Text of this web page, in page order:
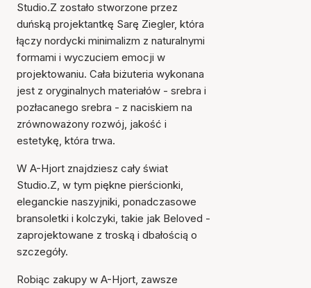
Przedmiot został dodany
do koszyka
Studio.Z zostało stworzone przez
duńską projektantkę Sarę Ziegler, która
łączy nordycki minimalizm z naturalnymi
formami i wyczuciem emocji w
projektowaniu. Cała biżuteria wykonana
jest z oryginalnych materiałów - srebra i
pozłacanego srebra - z naciskiem na
zrównoważony rozwój, jakość i
estetykę, która trwa.
W A-Hjort znajdziesz cały świat
Studio.Z, w tym piękne pierścionki,
eleganckie naszyjniki, ponadczasowe
bransoletki i kolczyki, takie jak Beloved -
zaprojektowane z troską i dbałością o
szczegóły.
Robiąc zakupy w A-Hjort, zawsze